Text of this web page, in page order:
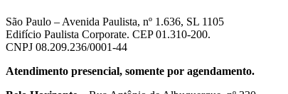
São Paulo – Avenida Paulista, nº 1.636, SL 1105
Edifício Paulista Corporate. CEP 01.310-200.
CNPJ 08.209.236/0001-44
Atendimento presencial, somente por agendamento.